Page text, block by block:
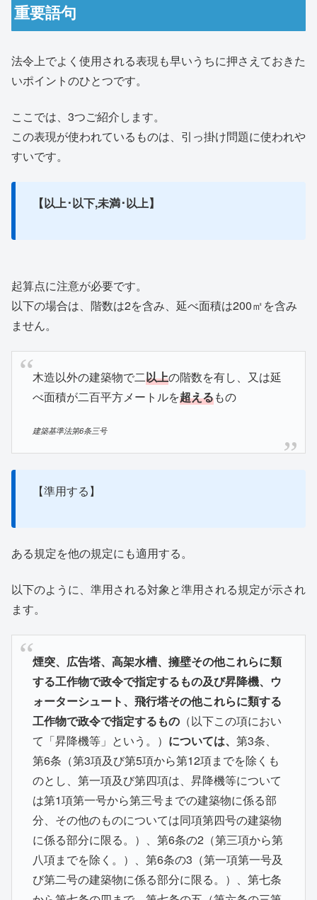
重要語句
法令上でよく使用される表現も早いうちに押さえておきた
いポイントのひとつです。
ここでは、3つご紹介します。
この表現が使われているものは、引っ掛け問題に使われや
すいです。
【以上･以下,未満･以上】
起算点に注意が必要です。
以下の場合は、階数は2を含み、延べ面積は200㎡を含み
ません。
木造以外の建築物で二以上の階数を有し、又は延
べ面積が二百平方メートルを超えるもの
建築基準法第6条三号
【準用する】
ある規定を他の規定にも適用する。
以下のように、準用される対象と準用される規定が示され
ます。
煙突、広告塔、高架水槽、擁壁その他これらに類
する工作物で政令で指定するもの及び昇降機、ウ
ォーターシュート、飛行塔その他これらに類する
工作物で政令で指定するもの（以下この項におい
て「昇降機等」という。） については、 第3条、
第6条（第3項及び第5項から第12項までを除くも
のとし、第一項及び第四項は、昇降機等について
は第1項第一号から第三号までの建築物に係る部
分、その他のものについては同項第四号の建築物
に係る部分に限る。）、第6条の2（第三項から第
八項までを除く。）、第6条の3（第一項第一号及
び第二号の建築物に係る部分に限る。）、第七条